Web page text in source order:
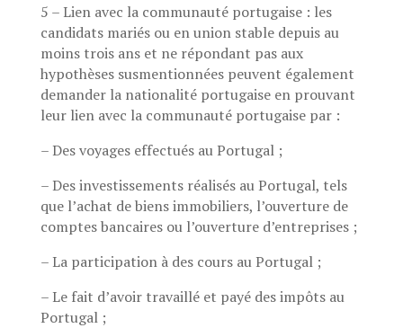
5 – Lien avec la communauté portugaise : les
candidats mariés ou en union stable depuis au
moins trois ans et ne répondant pas aux
hypothèses susmentionnées peuvent également
demander la nationalité portugaise en prouvant
leur lien avec la communauté portugaise par :
– Des voyages effectués au Portugal ;
– Des investissements réalisés au Portugal, tels
que l’achat de biens immobiliers, l’ouverture de
comptes bancaires ou l’ouverture d’entreprises ;
– La participation à des cours au Portugal ;
– Le fait d’avoir travaillé et payé des impôts au
Portugal ;